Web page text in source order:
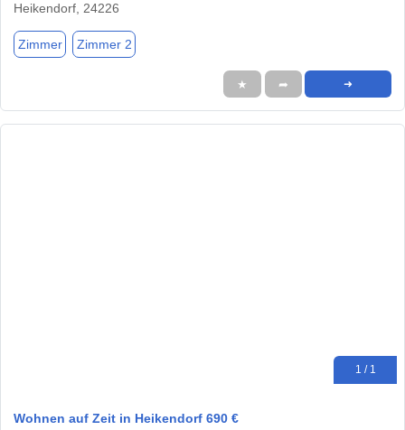
Heikendorf, 24226
Zimmer Zimmer 2
★ ➦ ➜
1 / 1
Wohnen auf Zeit in Heikendorf 690 €